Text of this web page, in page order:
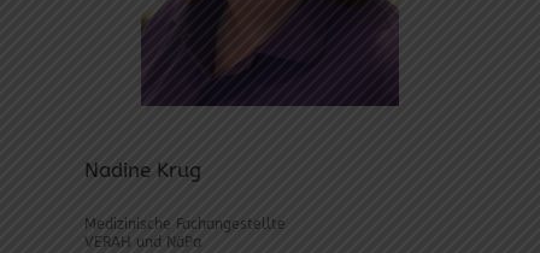
Nadine Krug
Medizinische Fachangestellte
VERAH und NäPa